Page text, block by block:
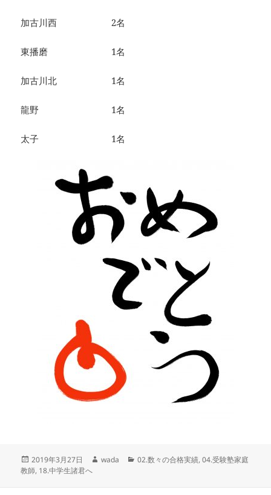
加古川西 2名
東播磨 1名
加古川北 1名
龍野 1名
太子 1名
投
稿
2019年3月27日
作
wada
カ
02.数々の合格実績,04.受験塾家庭
教師, 18.中学生諸君へ